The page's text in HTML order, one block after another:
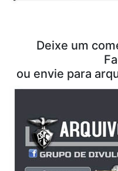
Deixe um
ou envie para